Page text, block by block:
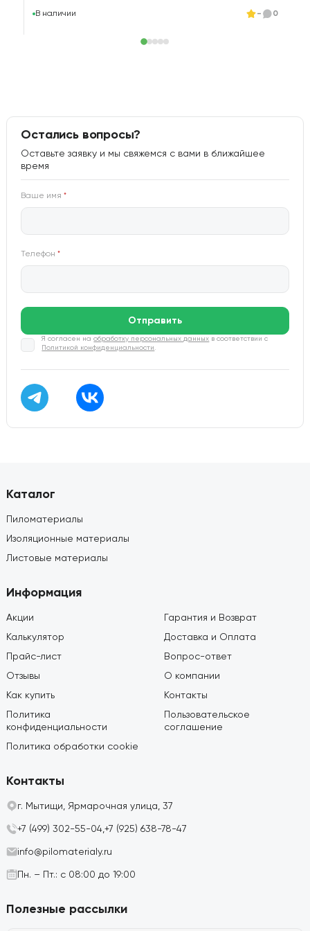
В наличии - 0
Остались вопросы?
Оставьте заявку и мы свяжемся с вами в ближайшее
время
Ваше имя*
Телефон*
Отправить
Я согласен наобработку персональных данных в соответствии с
Политикой конфиденциальности
Каталог
Пиломатериалы
Изоляционные материалы
Листовые материалы
Информация
Акции
Калькулятор
Прайс-лист
Отзывы
Как купить
Политика
конфиденциальности
Политика обработки cookie
Гарантия и Возврат
Доставка и Оплата
Вопрос-ответ
О компании
Контакты
Пользовательское
соглашение
Контакты
г. Мытищи, Ярмарочная улица, 37
+7 (499) 302-55-04,+7 (925) 638-78-47
info@pilomaterialy.ru
Пн. – Пт.: с 08:00 до 19:00
Полезные рассылки